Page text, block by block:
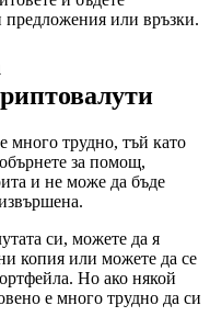
предложения или връзки.
много трудно, тъй като
за помощ,
и не може да бъде
си, можете да я
копия или можете да се
Но ако някой
е много трудно да си